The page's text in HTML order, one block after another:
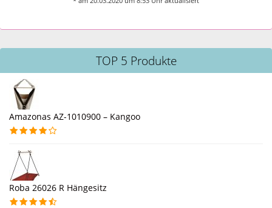
TOP 5 Produkte
Amazonas AZ-1010900 – Kangoo
Roba 26026 R Hängesitz